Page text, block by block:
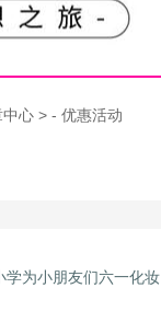
中心 > - 优惠活动
学为小朋友们六一化妆